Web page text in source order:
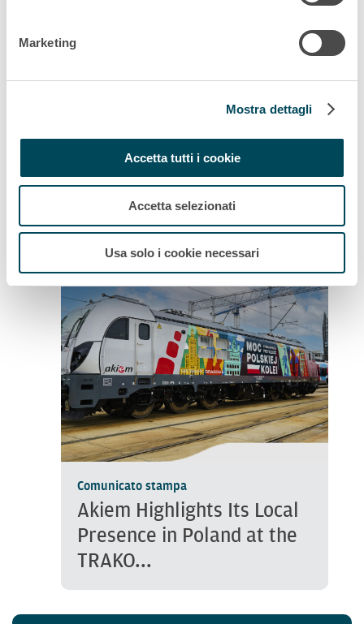
Marketing
Mostra dettagli
Accetta tutti i cookie
Accetta selezionati
Usa solo i cookie necessari
Akiem Invests in 10 New Vectron
Dual Mode Locomotives to Boost...
Comunicato stampa
Akiem Highlights Its Local
Presence in Poland at the
TRAKO...